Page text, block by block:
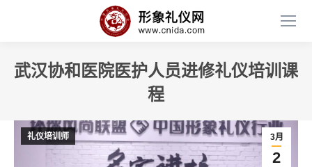
武汉协和医院医护人员进修礼仪培训课
程
3月
2
礼仪培训师